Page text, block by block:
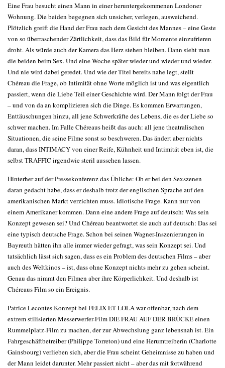
Eine Frau besucht einen Mann in einer heruntergekommenen Londoner
Wohnung. Die beiden begegnen sich unsicher, verlegen, ausweichend.
Plötzlich greift die Hand der Frau nach dem Gesicht des Mannes – eine Geste
von so überraschender Zärtlichkeit, dass das Bild für Momente einzufrieren
droht. Als würde auch der Kamera das Herz stehen bleiben. Dann sieht man
die beiden beim Sex. Und eine Woche später wieder und wieder und wieder.
Und nie wird dabei geredet. Und wie der Titel bereits nahe legt, stellt
Chéreau die Frage, ob Intimität ohne Worte möglich ist und was eigentlich
passiert, wenn die Liebe Teil einer Geschichte wird. Der Mann folgt der Frau
– und von da an komplizieren sich die Dinge. Es kommen Erwartungen,
Enttäuschungen hinzu, all jene Schwerkräfte des Lebens, die es der Liebe so
schwer machen. Im Falle Chéreaus heißt das auch: all jene theatralischen
Situationen, die seine Filme sonst so beschweren. Das ändert aber nichts
daran, dass INTIMACY von einer Reife, Kühnheit und Intimität eben ist, die
selbst TRAFFIC irgendwie steril aussehen lassen.
Hinterher auf der Pressekonferenz das Übliche: Ob er bei den Sexszenen
daran gedacht habe, dass er deshalb trotz der englischen Sprache auf den
amerikanischen Markt verzichten muss. Idiotische Frage. Kann nur von
einem Amerikaner kommen. Dann eine andere Frage auf deutsch: Was sein
Konzept gewesen sei? Und Chéreau beantwortet sie auch auf deutsch: Das sei
eine typisch deutsche Frage. Schon bei seinen Wagner-Inszenierungen in
Bayreuth hätten ihn alle immer wieder gefragt, was sein Konzept sei. Und
tatsächlich lässt sich sagen, dass es ein Problem des deutschen Films – aber
auch des Weltkinos – ist, dass ohne Konzept nichts mehr zu gehen scheint.
Genau das nimmt den Filmen aber ihre Körperlichkeit. Und deshalb ist
Chéreaus Film so ein Ereignis.
Patrice Lecontes Konzept bei FÉLIX ET LOLA war offenbar, nach dem
extrem stilisierten Messerwerfer-Film DIE FRAU AUF DER BRÜCKE einen
Rummelplatz-Film zu machen, der zur Abwechslung ganz lebensnah ist. Ein
Fahrgeschäftbetreiber (Philippe Torreton) und eine Herumtreiberin (Charlotte
Gainsbourg) verlieben sich, aber die Frau scheint Geheimnisse zu haben und
der Mann leidet darunter. Mehr passiert nicht – aber das mit fortwährend